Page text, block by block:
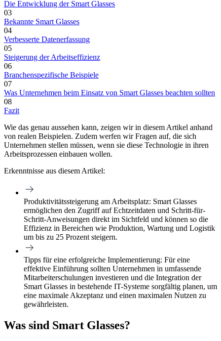
Die Entwicklung der Smart Glasses
03
Bekannte Smart Glasses
04
Verbesserte Datenerfassung
05
Steigerung der Arbeitseffizienz
06
Branchenspezifische Beispiele
07
Was Unternehmen beim Einsatz von Smart Glasses beachten sollten
08
Fazit
Wie das genau aussehen kann, zeigen wir in diesem Artikel anhand
von realen Beispielen. Zudem werfen wir Fragen auf, die sich
Unternehmen stellen müssen, wenn sie diese Technologie in ihren
Arbeitsprozessen einbauen wollen.
Erkenntnisse aus diesem Artikel:
Produktivitätssteigerung am Arbeitsplatz: Smart Glasses
ermöglichen den Zugriff auf Echtzeitdaten und Schritt-für-
Schritt-Anweisungen direkt im Sichtfeld und können so die
Effizienz in Bereichen wie Produktion, Wartung und Logistik
um bis zu 25 Prozent steigern.
Tipps für eine erfolgreiche Implementierung: Für eine
effektive Einführung sollten Unternehmen in umfassende
Mitarbeiterschulungen investieren und die Integration der
Smart Glasses in bestehende IT-Systeme sorgfältig planen, um
eine maximale Akzeptanz und einen maximalen Nutzen zu
gewährleisten.
Was sind Smart Glasses?